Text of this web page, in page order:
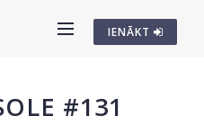
IENĀKT
#131